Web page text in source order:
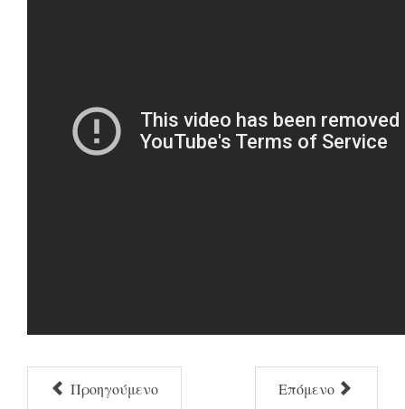
Προηγούμενο Επόμενο